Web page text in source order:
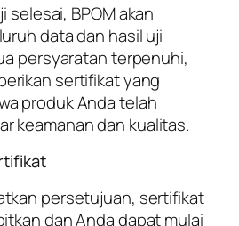
selesai, BPOM akan
data dan hasil uji
persyaratan terpenuhi,
sertifikat yang
produk Anda telah
keamanan dan kualitas.
persetujuan, sertifikat
dan Anda dapat mulai